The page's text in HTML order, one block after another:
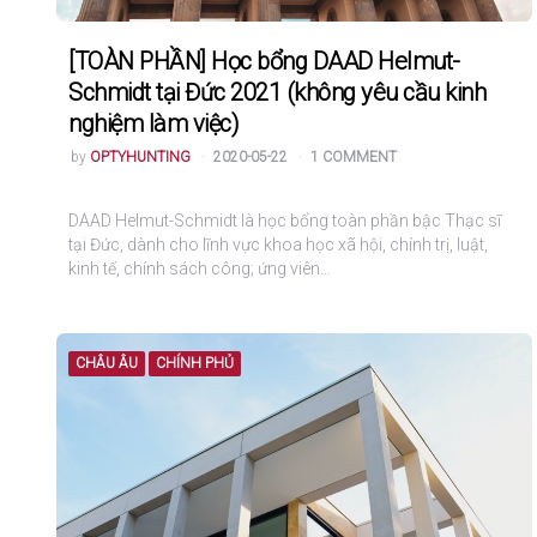
[TOÀN PHẦN] Học bổng DAAD Helmut-
Schmidt tại Đức 2021 (không yêu cầu kinh
nghiệm làm việc)
POSTED
by OPTYHUNTING 2020-05-22 1 COMMENT
DAAD Helmut-Schmidt là học bổng toàn phần bậc Thạc sĩ
tại Đức, dành cho lĩnh vực khoa học xã hội, chính trị, luật,
kinh tế, chính sách công; ứng viên…
CHÂU ÂU CHÍNH PHỦ